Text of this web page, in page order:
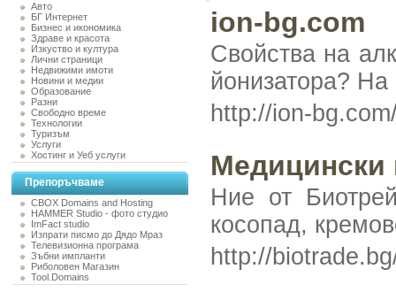
Авто
БГ Интернет
Бизнес и икономика
Здраве и красота
Изкуство и култура
Лични страници
Недвижими имоти
Новини и медии
Образование
Разни
Свободно време
Технологии
Туризъм
Услуги
Хостинг и Уеб услуги
Препоръчваме
CBOX Domains and Hosting
HAMMER Studio - фото студио
ImFact studio
Изпрати писмо до Дядо Мраз
Телевизионна програма
Зъбни импланти
Риболовен Магазин
Tool.Domains
ion-bg.com
Свойства на
йонизатора?
http://ion-
Медицински
Ние от
косопад,
http://